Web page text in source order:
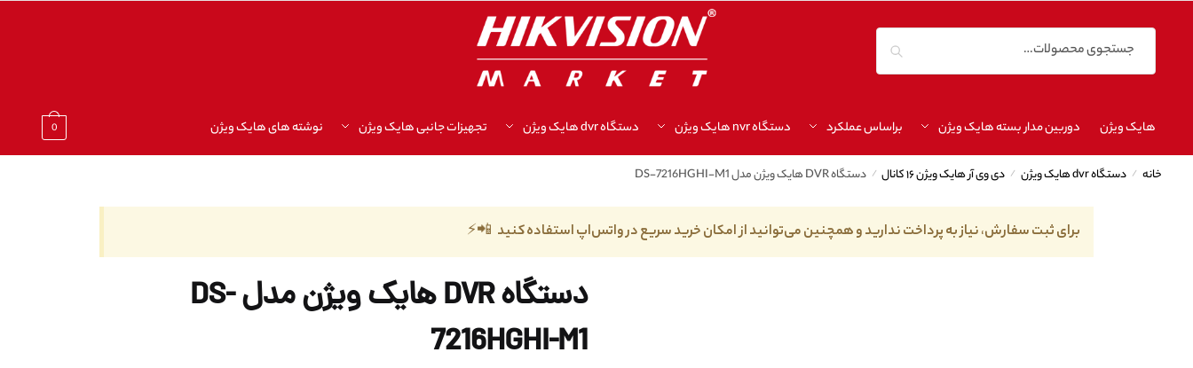
هایک ویژن دوربین مدار بسته هایک ویژن براساس عملکرد دستگاه nvr هایک ویژن دستگاه dvr هایک ویژن تجهیزات جانبی هایک ویژن نوشته های هایک ویژن 0
خانه / دستگاه dvr هایک ویژن / دی وی آر هایک ویژن ۱۶ کانال / دستگاه DVR هایک ویژن مدل DS-7216HGHI-M1
برای ثبت سفارش، نیاز به پرداخت ندارید و همچنین می‌توانید از امکان خرید سریع در واتس‌اپ استفاده کنید 📲⚡
دستگاه DVR هایک ویژن مدل DS-
7216HGHI-M1